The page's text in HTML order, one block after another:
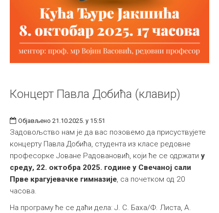
Концерт Павла Добића (клавир)
Објављено 21.10.2025. у 15:51
Задовољство нам је да вас позовемо да присуствујете
концерту Павла Добића, студента из класе редовне
професорке Јоване Радовановић, који ће се одржати у
среду, 22. октобра 2025. године у Свечаној сали
Прве крагујевачке гимназије, са почетком од 20
часова.
На програму ће се даћи дела: Ј. С. Баха/Ф. Листа, A.